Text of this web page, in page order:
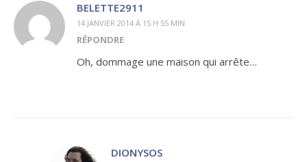
BELETTE2911
14 JANVIER 2014 À 15 H 55 MIN
RÉPONDRE
Oh, dommage une maison qui arrête…
DIONYSOS